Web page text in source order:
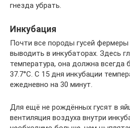
гнезда убрать.
Инкубация
Почти все породы гусей
выводить в инкубаторах. Здесь
температура, она должна всегда
37.7°С. С 15 дня инкубации
ежедневно на 30 минут.
Для ещё не рождённых гусят в
вентиляция воздуха внутри